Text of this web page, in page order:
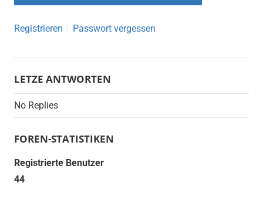
Registrieren Passwort vergessen
LETZE ANTWORTEN
No Replies
FOREN-STATISTIKEN
Registrierte Benutzer
44